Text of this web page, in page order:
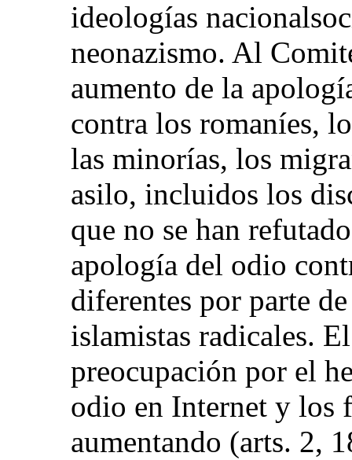
ideologías
neonazismo. Al
aumento de la
contra los romaníes,
las minorías, los
asilo, incluidos los
que no se han
apología del odio
diferentes por parte
islamistas radicales.
preocupación por el
odio en Internet y los
aumentando (arts. 2,